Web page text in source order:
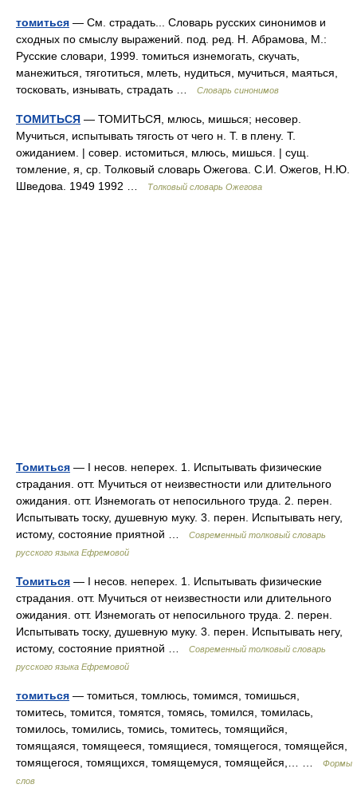
томиться — См. страдать... Словарь русских синонимов и
сходных по смыслу выражений. под. ред. Н. Абрамова, М.:
Русские словари, 1999. томиться изнемогать, скучать,
манежиться, тяготиться, млеть, нудиться, мучиться, маяться,
тосковать, изнывать, страдать …
Словарь синонимов
ТОМИТЬСЯ — ТОМИТЬСЯ, млюсь, мишься; несовер.
Мучиться, испытывать тягость от чего н. Т. в плену. Т.
ожиданием. | совер. истомиться, млюсь, мишься. | сущ.
томление, я, ср. Толковый словарь Ожегова. С.И. Ожегов, Н.Ю.
Шведова. 1949 1992 …
Толковый словарь Ожегова
Томиться — I несов. неперех. 1. Испытывать физические
страдания. отт. Мучиться от неизвестности или длительного
ожидания. отт. Изнемогать от непосильного труда. 2. перен.
Испытывать тоску, душевную муку. 3. перен. Испытывать негу,
истому, состояние приятной …
Современный толковый словарь
русского языка Ефремовой
Томиться — I несов. неперех. 1. Испытывать физические
страдания. отт. Мучиться от неизвестности или длительного
ожидания. отт. Изнемогать от непосильного труда. 2. перен.
Испытывать тоску, душевную муку. 3. перен. Испытывать негу,
истому, состояние приятной …
Современный толковый словарь
русского языка Ефремовой
томиться — томиться, томлюсь, томимся, томишься,
томитесь, томится, томятся, томясь, томился, томилась,
томилось, томились, томись, томитесь, томящийся,
томящаяся, томящееся, томящиеся, томящегося, томящейся,
томящегося, томящихся, томящемуся, томящейся,… …
Формы
слов